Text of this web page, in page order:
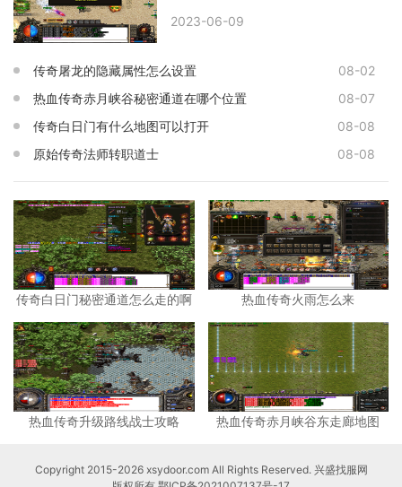
2023-06-09
传奇屠龙的隐藏属性怎么设置
08-02
热血传奇赤月峡谷秘密通道在哪个位置
08-07
传奇白日门有什么地图可以打开
08-08
原始传奇法师转职道士
08-08
传奇白日门秘密通道怎么走的啊 热血传奇火雨怎么来
热血传奇升级路线战士攻略 热血传奇赤月峡谷东走廊地图
Copyright 2015-2026 xsydoor.com All Rights Reserved. 兴盛找服网